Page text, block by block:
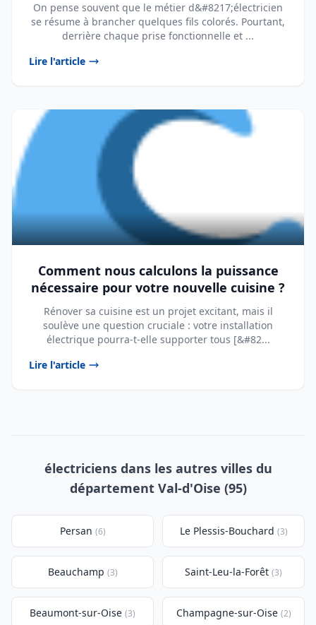
On pense souvent que le métier d&#8217;électricien
se résume à brancher quelques fils colorés. Pourtant,
derrière chaque prise fonctionnelle et ...
Lire l'article
Comment nous calculons la puissance
nécessaire pour votre nouvelle cuisine ?
Rénover sa cuisine est un projet excitant, mais il
soulève une question cruciale : votre installation
électrique pourra-t-elle supporter tous [&#82...
Lire l'article
électriciens dans les autres villes du
département Val-d'Oise (95)
Persan (6) Le Plessis-Bouchard (3)
Beauchamp (3) Saint-Leu-la-Forêt (3)
Beaumont-sur-Oise (3) Champagne-sur-Oise (2)